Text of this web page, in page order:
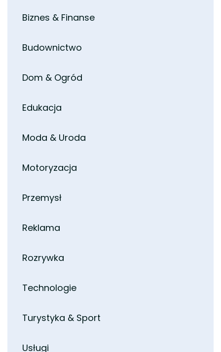
Biznes & Finanse
Budownictwo
Dom & Ogród
Edukacja
Moda & Uroda
Motoryzacja
Przemysł
Reklama
Rozrywka
Technologie
Turystyka & Sport
Usługi